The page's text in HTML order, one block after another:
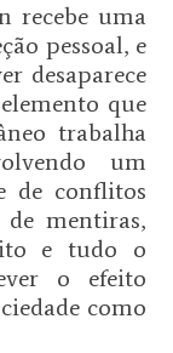
recebe uma
pessoal, e
desaparece
que
trabalha
um
de conflitos
mentiras,
e tudo o
o efeito
como